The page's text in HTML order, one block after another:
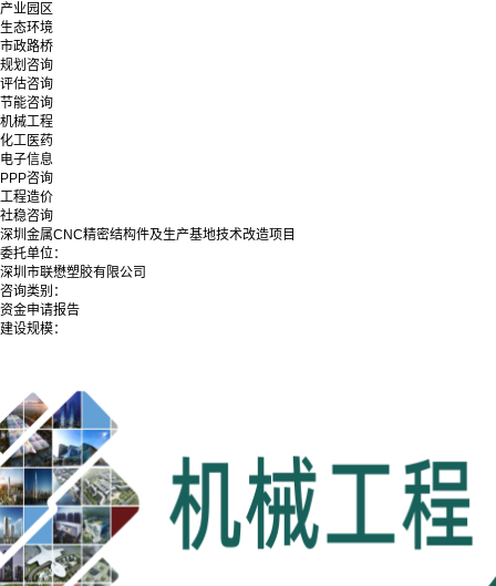
产业园区
生态环境
市政路桥
规划咨询
评估咨询
节能咨询
机械工程
化工医药
电子信息
PPP咨询
工程造价
社稳咨询
深圳金属CNC精密结构件及生产基地技术改造项目
委托单位：
深圳市联懋塑胶有限公司
咨询类别：
资金申请报告
建设规模：